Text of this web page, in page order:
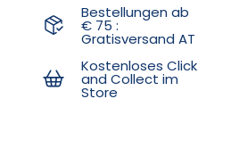
Bestellungen ab
€ 75 :
Gratisversand AT
Kostenloses Click
and Collect im
Store